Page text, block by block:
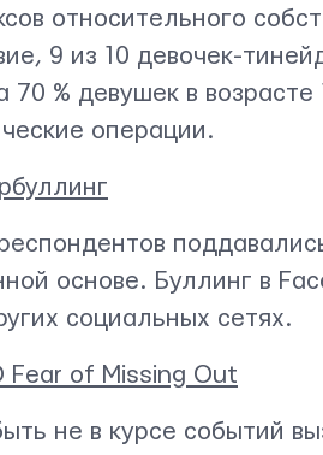
относительного
9 из 10 девочек-
70 % девушек в
операции.
основе. Буллинг в
социальных сетях.
Fear of Missing Out
не в курсе событий